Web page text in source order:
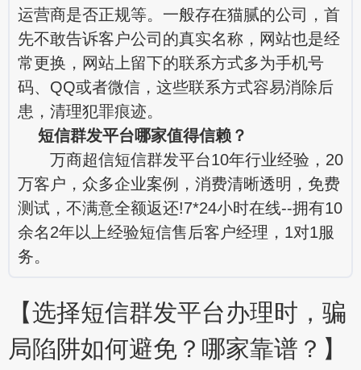
运营商是否正规等。一般存在猫腻的公司，首
先不敢告诉客户公司的真实名称，网站也是经
常更换，网站上留下的联系方式多为手机号
码、QQ或者微信，这些联系方式容易消除后
患，清理犯罪痕迹。
短信群发平台哪家值得信赖？
万商超信短信群发平台10年行业经验，20
万客户，众多企业案例，消费清晰透明，免费
测试，不满意全额返还!7*24小时在线--拥有10
余名2年以上经验短信售后客户经理，1对1服
务。
【选择短信群发平台办理时，骗
局陷阱如何避免？哪家靠谱？】